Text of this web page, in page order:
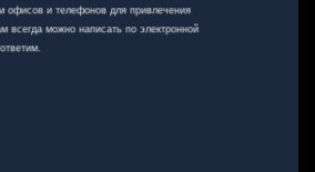
офисов и телефонов для привлечения
всегда можно написать по электронной